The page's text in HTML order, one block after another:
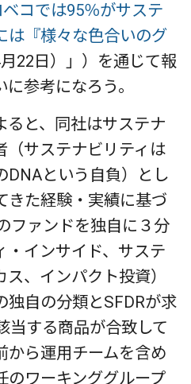
ベコでは95％がサステ
は『様々な色合いのグ
月22日）」）を通じて報
参考になろう。
ると、同社はサステナ
（サステナビリティは
DNAという自負）とし
きた経験・実績に基づ
ファンドを独自に３分
・インサイド、サステ
、インパクト投資）
独自の分類とSFDRが求
当する商品が合致して
から運用チームを含め
のワーキンググループ